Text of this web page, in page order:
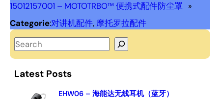
15012157001 – MOTOTRBO™ 便携式配件防尘罩 »
Categorie:对讲机配件, 摩托罗拉配件
S
e
aLatest Posts
EHW06 – 海能达无线耳机（蓝牙）